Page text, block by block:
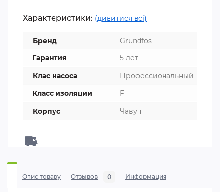
Характеристики: (дивитися всі)
Бренд
Grundfos
Гарантия
5 лет
Клас насоса
Профессиональный
Класс изоляции
F
Корпус Чавун
Опис товару Отзывов 0 Информация